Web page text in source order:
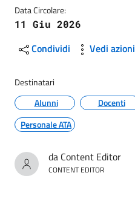
Data Circolare:
11 Giu 2026
Condividi Vedi azioni
Destinatari
Alunni
Docenti
Personale ATA
da Content Editor
CONTENT EDITOR